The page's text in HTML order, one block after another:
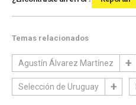
Temas relacionados
Agustín Álvarez Martínez
Selección de Uruguay